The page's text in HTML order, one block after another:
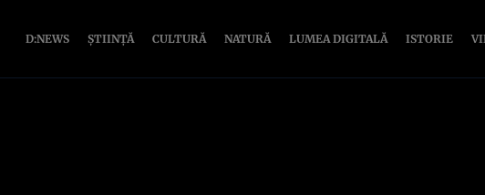
D:NEWS ȘTIINȚĂ CULTURĂ NATURĂ LUMEA DIGITALĂ ISTORIE